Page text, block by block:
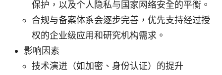
保护，以及个人隐私与国家网络安全的平衡。
合规与备案体系会逐步完善，优先支持经过授
权的企业级应用和研究机构需求。
影响因素
技术演进（如加密、身份认证）的提升